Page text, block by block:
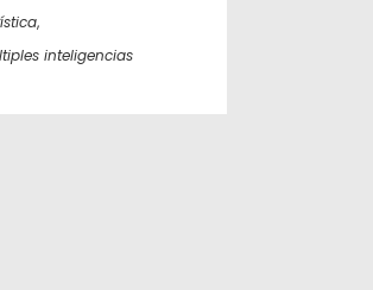
,
inteligencias